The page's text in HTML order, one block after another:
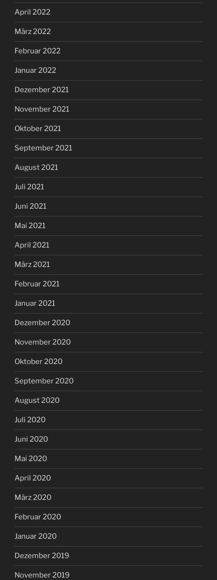
April 2022
März 2022
Februar 2022
Januar 2022
Dezember 2021
November 2021
Oktober 2021
September 2021
August 2021
Juli 2021
Juni 2021
Mai 2021
April 2021
März 2021
Februar 2021
Januar 2021
Dezember 2020
November 2020
Oktober 2020
September 2020
August 2020
Juli 2020
Juni 2020
Mai 2020
April 2020
März 2020
Februar 2020
Januar 2020
Dezember 2019
November 2019